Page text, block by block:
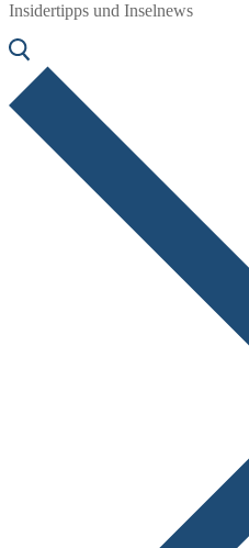
Insidertipps und Inselnews